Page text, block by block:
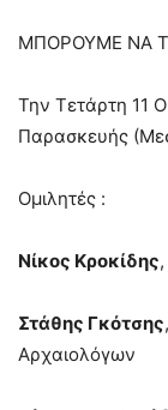
ΜΠΟΡΟΥΜΕ ΝΑ
Την Τετάρτη 11
Παρασκευής
Ομιλητές :
Νίκος Κροκίδης
Στάθης Γκότσης
Αρχαιολόγων